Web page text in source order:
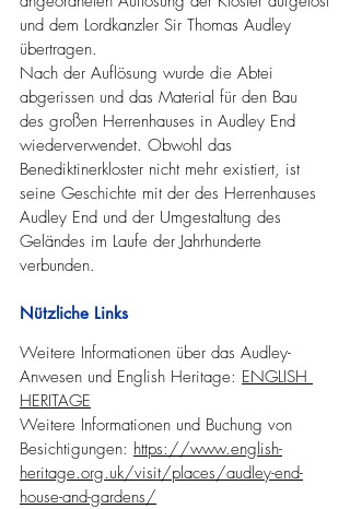
und dem Lordkanzler Sir Thomas Audley
übertragen.
Nach der Auflösung wurde die Abtei
abgerissen und das Material für den Bau
des großen Herrenhauses in Audley End
wiederverwendet. Obwohl das
Benediktinerkloster nicht mehr existiert, ist
seine Geschichte mit der des Herrenhauses
Audley End und der Umgestaltung des
Geländes im Laufe der Jahrhunderte
verbunden.
Nützliche Links
Weitere Informationen über das Audley-
Anwesen und English Heritage: ENGLISH
HERITAGE
Weitere Informationen und Buchung von
Besichtigungen: https://www.english-
heritage.org.uk/visit/places/audley-end-
house-and-gardens/